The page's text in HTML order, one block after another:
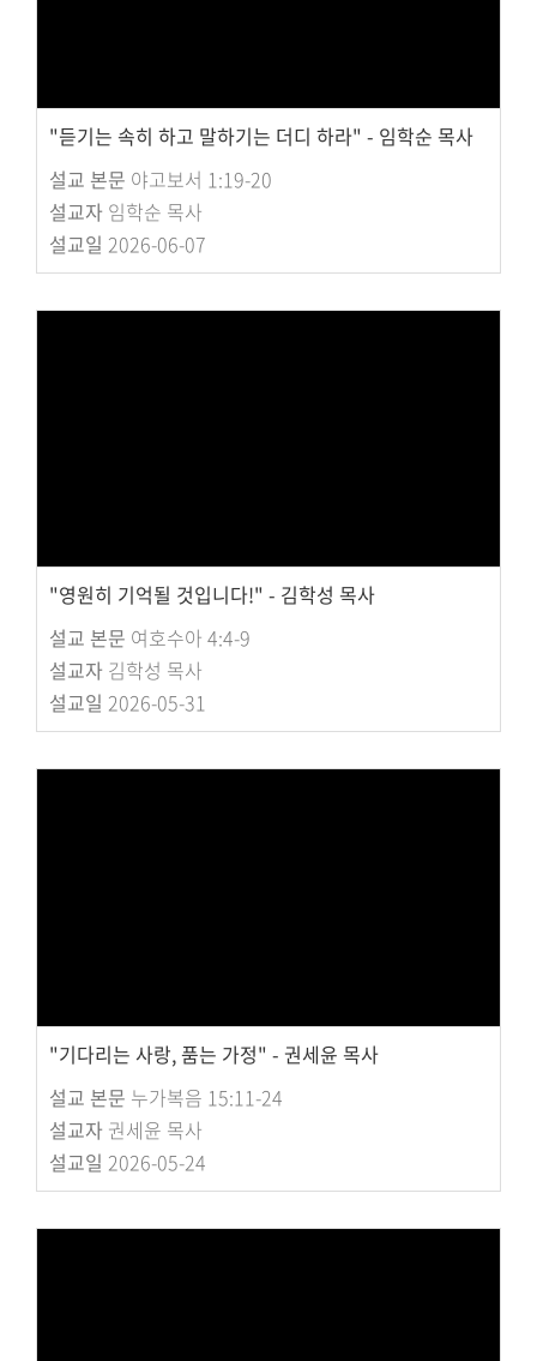
"듣기는 속히 하고 말하기는 더디 하라" - 임학순 목사
설교 본문 야고보서 1:19-20
설교자 임학순 목사
설교일 2026-06-07
"영원히 기억될 것입니다!" - 김학성 목사
설교 본문 여호수아 4:4-9
설교자 김학성 목사
설교일 2026-05-31
"기다리는 사랑, 품는 가정" - 권세윤 목사
설교 본문 누가복음 15:11-24
설교자 권세윤 목사
설교일 2026-05-24